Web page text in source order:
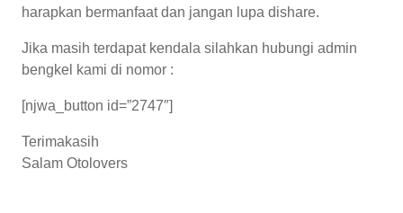
harapkan bermanfaat dan jangan lupa dishare.
Jika masih terdapat kendala silahkan hubungi admin
bengkel kami di nomor :
[njwa_button id=”2747″]
Terimakasih
Salam Otolovers